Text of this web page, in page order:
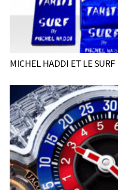
MICHEL HADDI ET LE SURF